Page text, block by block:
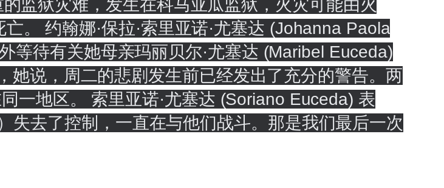
监狱灾难，发生在科马亚瓜监狱，火灾可能由火
。 约翰娜·保拉·索里亚诺·尤塞达 (Johanna Paola
等待有关她母亲玛丽贝尔·尤塞达 (Maribel Euceda)
她说，周二的悲剧发生前已经发出了充分的警告。两
一地区。 索里亚诺·尤塞达 (Soriano Euceda) 表
失去了控制，一直在与他们战斗。那是我们最后一次